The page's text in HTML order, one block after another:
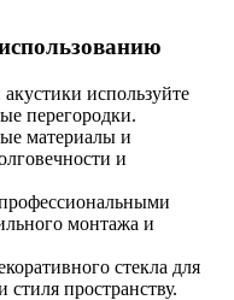
используйте
перегородки.
материалы и
и
монтажа и
стекла для
пространству.